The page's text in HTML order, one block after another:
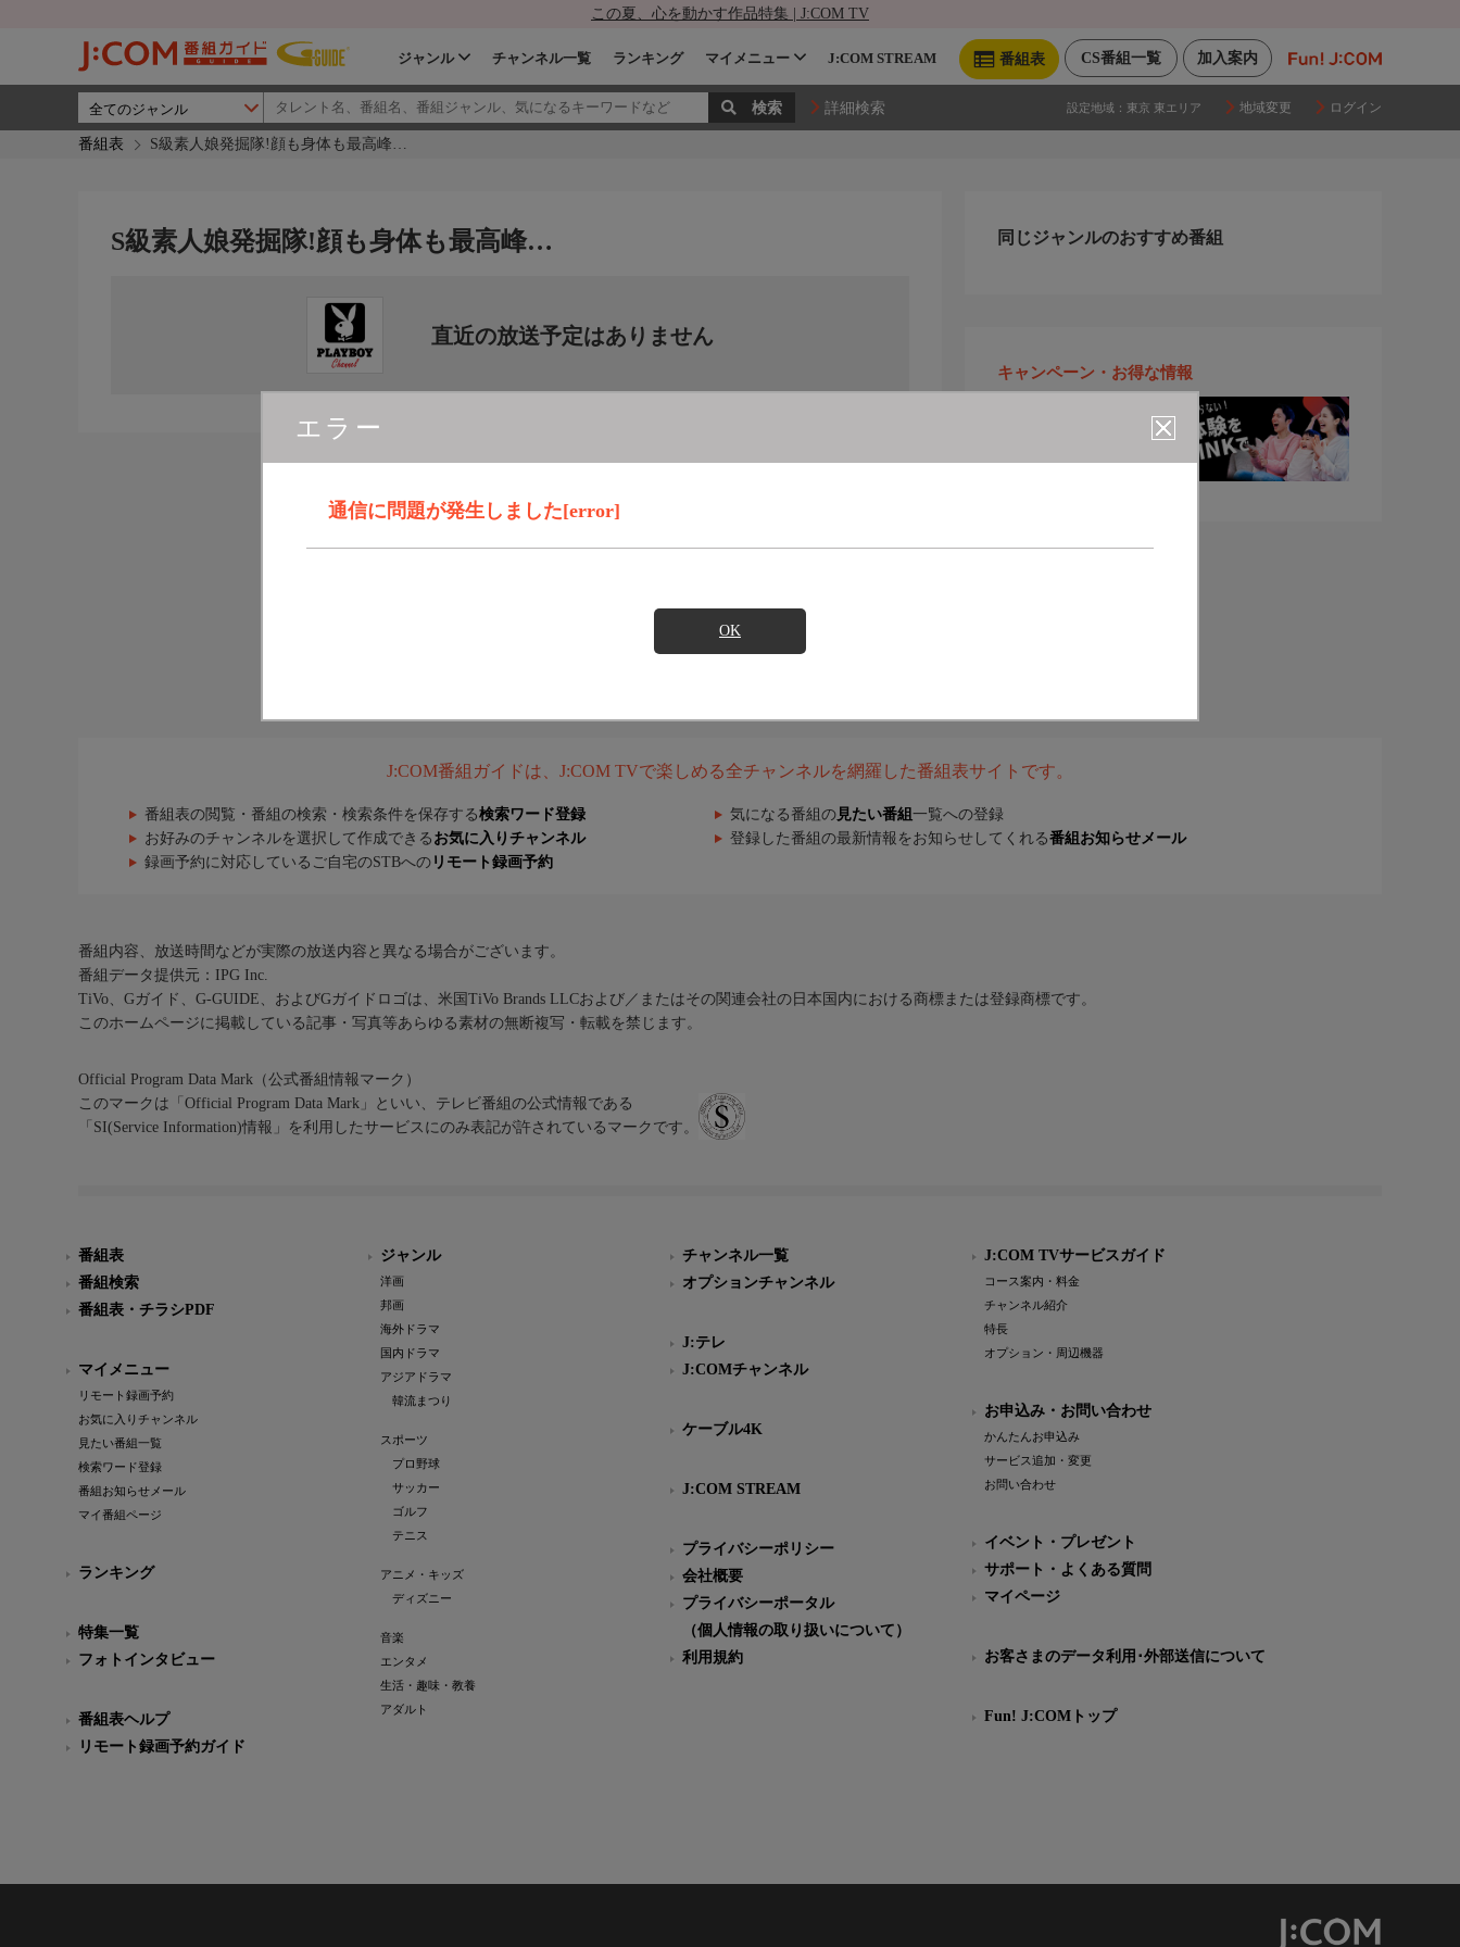
この夏、心を動かす作品特集 | J:COM TV
加入案内
CS番組一覧
番組表
ジャンル チャンネル一覧 ランキング マイメニュー J:COM STREAM
詳細検索 設定地域： 東京 東エリア 地域変更 ログイン
番組表 S級素人娘発掘隊!顔も身体も最高峰…
エラー
通信に問題が発生しました[error]
OK
S級素人娘発掘隊!顔も身体も最高峰…
直近の放送予定はありません
同じジャンルのおすすめ番組
キャンペーン・お得な情報
J:COM番組ガイドは、J:COM TVで楽しめる全チャンネルを網羅した番組表サイトです。
番組表の閲覧・番組の検索・検索条件を保存する検索ワード登録 気になる番組の 見たい番組 一覧への登録
お好みのチャンネルを選択して作成できる お気に入りチャンネル 登録した番組の最新情報をお知らせしてくれる番組お知らせメール
録画予約に対応しているご自宅のSTBへの リモート録画予約
番組内容、放送時間などが実際の放送内容と異なる場合がございます。
番組データ提供元：IPG Inc.
TiVo、Gガイド、G-GUIDE、およびGガイドロゴは、米国TiVo Brands LLCおよび／またはその関連会社の日本国内における商標または登録商標です。
このホームページに掲載している記事・写真等あらゆる素材の無断複写・転載を禁じます。
Official Program Data Mark（公式番組情報マーク）
このマークは「Official Program Data Mark」といい、テレビ番組の公式情報である
「SI(Service Information)情報」を利用したサービスにのみ表記が許されているマークです。
番組表
番組検索
番組表・チラシPDF
マイメニュー
リモート録画予約
お気に入りチャンネル
見たい番組一覧
検索ワード登録
番組お知らせメール
マイ番組ページ
ランキング
特集一覧
フォトインタビュー
番組表ヘルプ
リモート録画予約ガイド
ジャンル
洋画
邦画
海外ドラマ
国内ドラマ
アジアドラマ
韓流まつり
スポーツ
プロ野球
サッカー
ゴルフ
テニス
アニメ・キッズ
ディズニー
音楽
エンタメ
生活・趣味・教養
アダルト
チャンネル一覧
オプションチャンネル
J:テレ
J:COMチャンネル
ケーブル4K
J:COM STREAM
プライバシーポリシー
会社概要
プライバシーポータル
（個人情報の取り扱いについて）
利用規約
J:COM TVサービスガイド
コース案内・料金
チャンネル紹介
特長
オプション・周辺機器
お申込み・お問い合わせ
かんたんお申込み
サービス追加・変更
お問い合わせ
イベント・プレゼント
サポート・よくある質問
マイページ
お客さまのデータ利用･外部送信について
Fun! J:COMトップ